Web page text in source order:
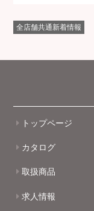
全店舗共通新着情報
トップページ
カタログ
取扱商品
求人情報